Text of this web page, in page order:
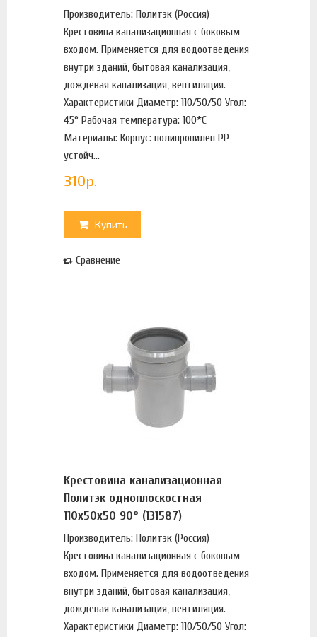
Производитель: Политэк (Россия)
Крестовина канализационная с боковым
входом. Применяется для водоотведения
внутри зданий, бытовая канализация,
дождевая канализация, вентиляция.
Характеристики Диаметр: 110/50/50 Угол:
45° Рабочая температура: 100*С
Материалы: Корпус: полипропилен PP
устойч...
310р.
Купить
Сравнение
Крестовина канализационная
Политэк одноплоскостная
110х50х50 90° (131587)
Производитель: Политэк (Россия)
Крестовина канализационная с боковым
входом. Применяется для водоотведения
внутри зданий, бытовая канализация,
дождевая канализация, вентиляция.
Характеристики Диаметр: 110/50/50 Угол: